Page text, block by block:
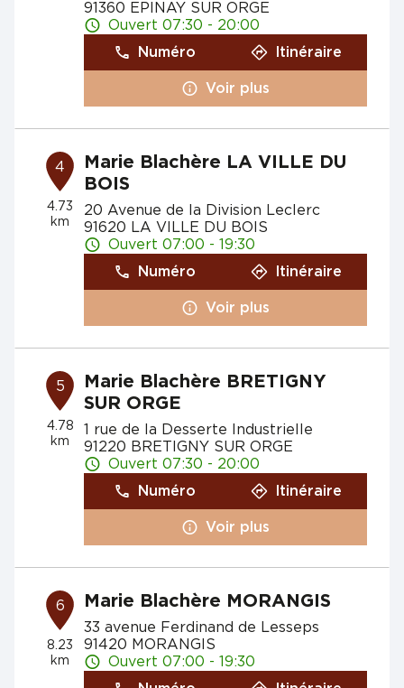
91360 EPINAY SUR ORGE
Ouvert 07:30 - 20:00
Numéro
Itinéraire
Voir plus
4
4.73
km
Marie Blachère LA VILLE DU
BOIS
20 Avenue de la Division Leclerc
91620 LA VILLE DU BOIS
Ouvert 07:00 - 19:30
Numéro
Itinéraire
Voir plus
5
4.78
km
Marie Blachère BRETIGNY
SUR ORGE
1 rue de la Desserte Industrielle
91220 BRETIGNY SUR ORGE
Ouvert 07:30 - 20:00
Numéro
Itinéraire
Voir plus
6
8.23
km
Marie Blachère MORANGIS
33 avenue Ferdinand de Lesseps
91420 MORANGIS
Ouvert 07:00 - 19:30